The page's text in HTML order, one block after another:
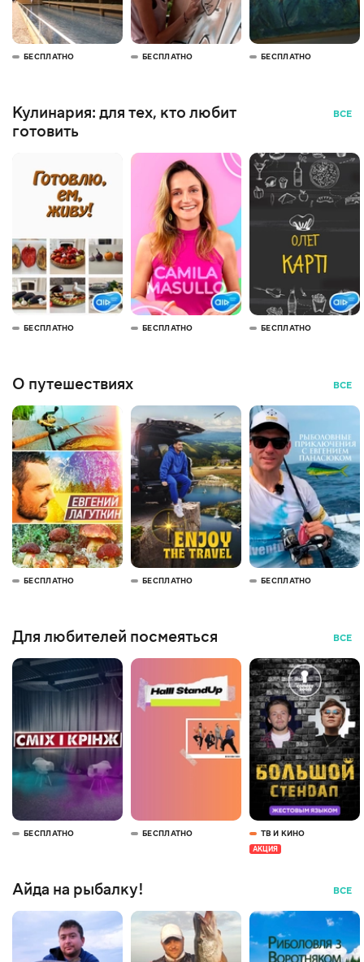
БЕСПЛАТНО БЕСПЛАТНО БЕСПЛАТНО
Кулинария: для тех, кто любит
готовить
ВСЕ
БЕСПЛАТНО БЕСПЛАТНО БЕСПЛАТНО
О путешествиях ВСЕ
БЕСПЛАТНО БЕСПЛАТНО БЕСПЛАТНО
Для любителей посмеяться ВСЕ
БЕСПЛАТНО БЕСПЛАТНО
ТВ И КИНО
АКЦИЯ
Айда на рыбалку! ВСЕ